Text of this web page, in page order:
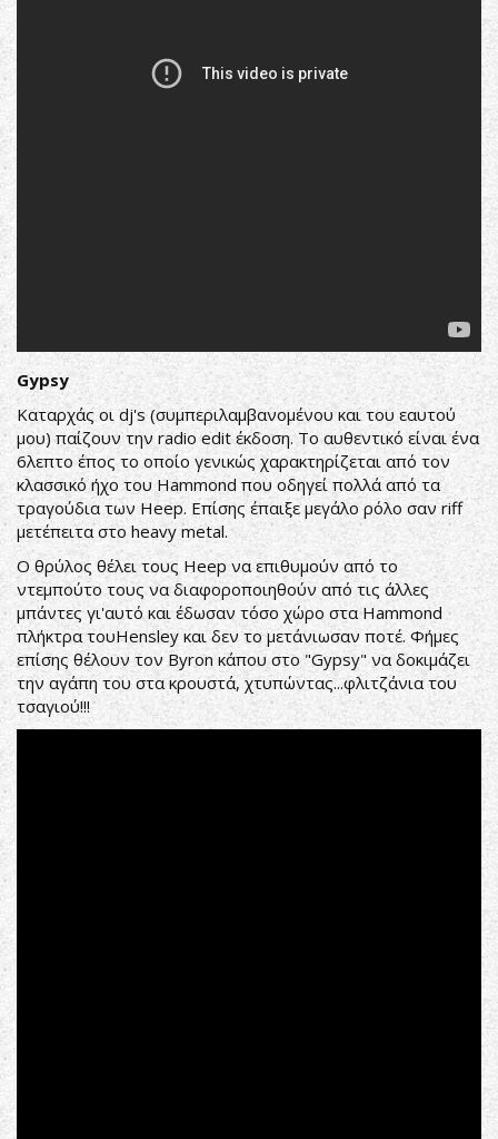
Gypsy
Καταρχάς οι dj's (συμπεριλαμβανομένου και του εαυτού
μου) παίζουν την radio edit έκδοση. Το αυθεντικό είναι ένα
6λεπτο έπος το οποίο γενικώς χαρακτηρίζεται από τον
κλασσικό ήχο του Hammond που οδηγεί πολλά από τα
τραγούδια των Heep. Επίσης έπαιξε μεγάλο ρόλο σαν riff
μετέπειτα στο heavy metal.
Ο θρύλος θέλει τους Heep να επιθυμούν από το
ντεμπούτο τους να διαφοροποιηθούν από τις άλλες
μπάντες γι'αυτό και έδωσαν τόσο χώρο στα Hammond
πλήκτρα τουHensley και δεν το μετάνιωσαν ποτέ. Φήμες
επίσης θέλουν τον Byron κάπου στο "Gypsy" να δοκιμάζει
την αγάπη του στα κρουστά, χτυπώντας...φλιτζάνια του
τσαγιού!!!